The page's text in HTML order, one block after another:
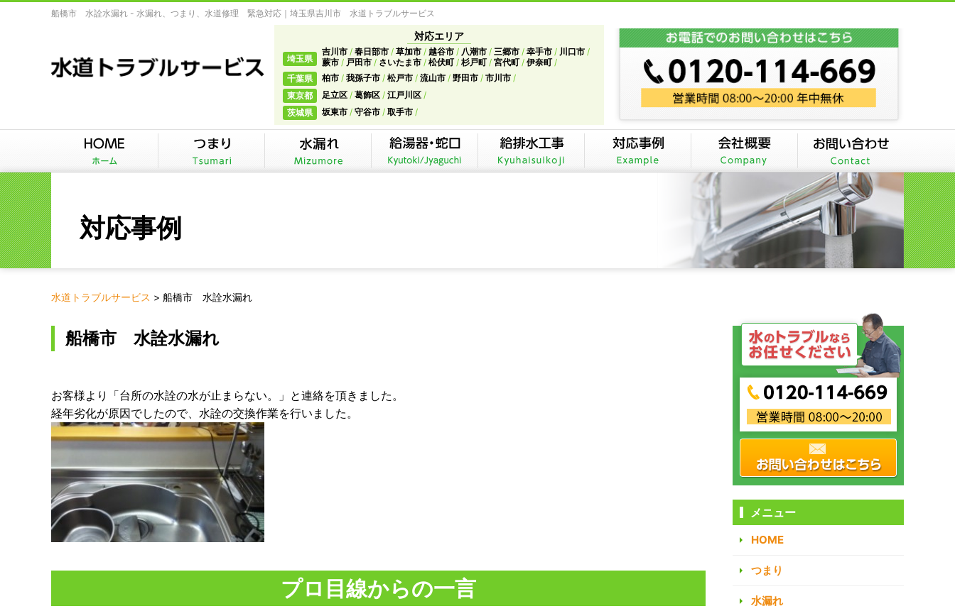
船橋市 水詮水漏れ - 水漏れ、つまり、水道修理 緊急対応｜埼玉県吉川市 水道トラブルサービス
対応エリア
埼玉県
吉川市 春日部市 草加市 越谷市 八潮市 三郷市 幸手市
川口市
蕨市
戸田市 さいたま市 松伏町 杉戸町 宮代町
伊奈町
千葉県
柏市 我孫子市 松戸市 流山市 野田市
市川市
東京都
足立区 葛飾区
江戸川区
茨城県
坂東市 守谷市 取手市
対応事例
水道トラブルサービス > 船橋市 水詮水漏れ
船橋市 水詮水漏れ
お客様より「台所の水詮の水が止まらない。」と連絡を頂きました。
経年劣化が原因でしたので、水詮の交換作業を行いました。
プロ目線からの一言
メニュー
HOME
つまり
水漏れ